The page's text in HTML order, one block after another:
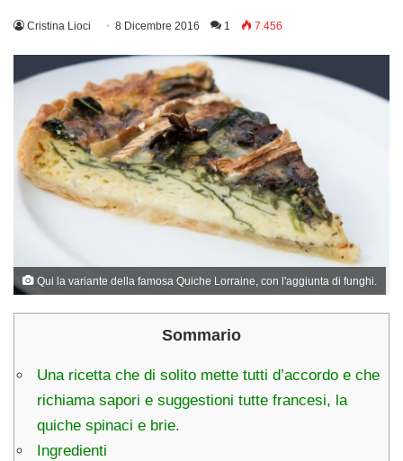
Cristina Lioci 8 Dicembre 2016 1 7.456
Qui la variante della famosa Quiche Lorraine, con l'aggiunta di funghi.
Sommario
Una ricetta che di solito mette tutti d’accordo e che
richiama sapori e suggestioni tutte francesi, la
quiche spinaci e brie.
Ingredienti